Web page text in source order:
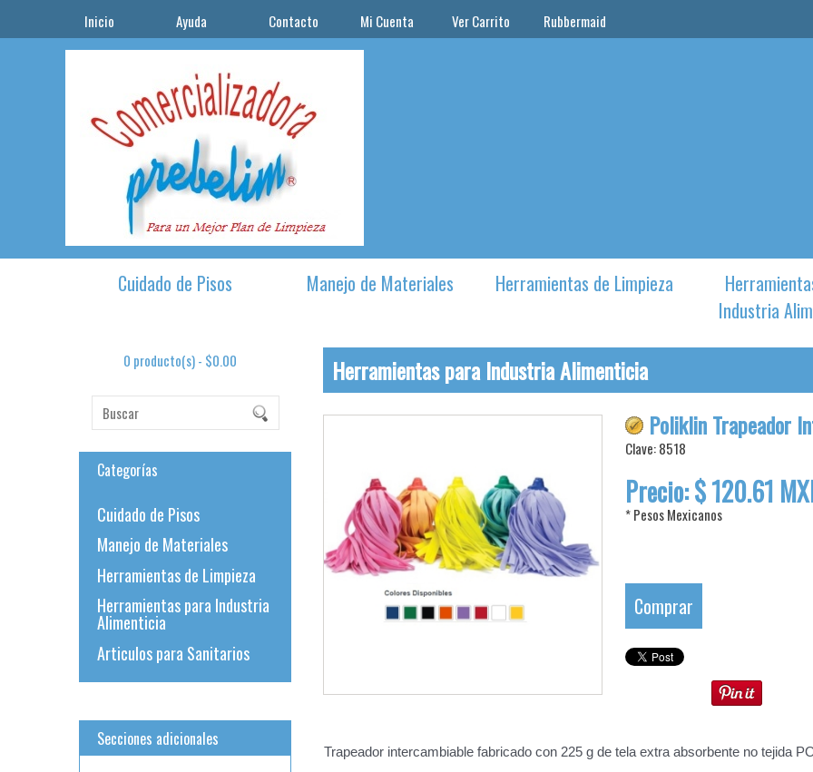
Inicio Ayuda Contacto Mi Cuenta Ver Carrito Rubbermaid
Cuidado de Pisos Manejo de Materiales Herramientas de Limpieza
Industria
0 producto(s) - $0.00
Categorías
Cuidado de Pisos
Manejo de Materiales
Herramientas de Limpieza
Herramientas para Industria
Alimenticia
Articulos para Sanitarios
Secciones adicionales
Herramientas para Industria Alimenticia
Poliklin Trapeador
Clave: 8518
Precio: $ 120.61
* Pesos Mexicanos
Comprar
Trapeador intercambiable fabricado con 225 g de tela extra absorbente no tejida